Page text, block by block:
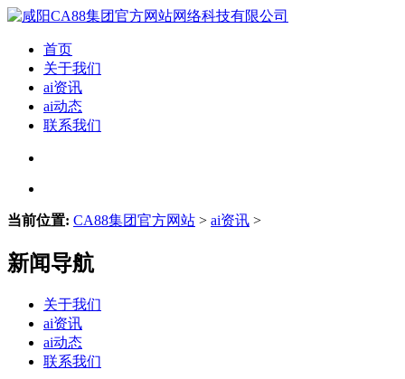
首页
关于我们
ai资讯
ai动态
联系我们
当前位置: CA88集团官方网站 > ai资讯 >
新闻导航
关于我们
ai资讯
ai动态
联系我们